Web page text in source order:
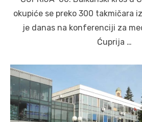
okupiće se preko 300 takmičara
je danas na konferenciji za
Ćuprija …